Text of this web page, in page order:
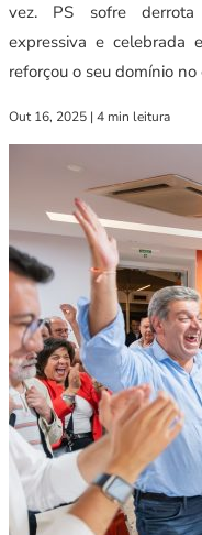
vez. PS sofre
expressiva e celebrada
reforçou o seu domínio
Out 16, 2025 | 4 min leitura